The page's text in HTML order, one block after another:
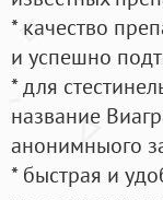
* качество
и успешно
* для
название
анонимныого
* быстрая и